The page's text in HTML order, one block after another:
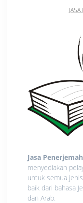
Jasa
menyediakan
untuk semua
baik dari bahasa
dan Arab.